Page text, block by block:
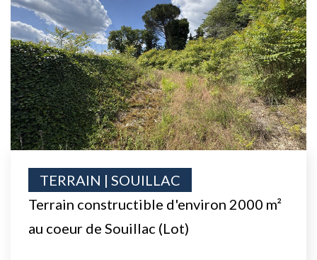
Terrain constructible d'environ 2000 m²
au coeur de Souillac (Lot)
TERRAIN | SOUILLAC